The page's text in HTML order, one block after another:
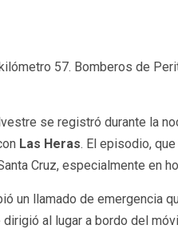
57. Bomberos de
se registró durante la
Las Heras. El episodio,
Cruz, especialmente en
un llamado de
dirigió al lugar a bordo del